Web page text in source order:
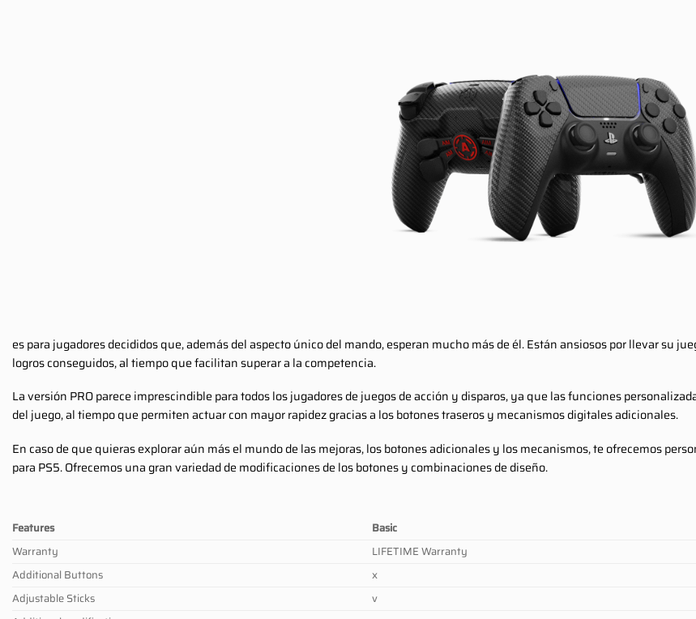
es para jugadores decididos que, además del aspecto único del mando, esperan mucho más de él. Están ansiosos por llevar su
logros conseguidos, al tiempo que facilitan superar a la competencia.
La versión PRO parece imprescindible para todos los jugadores de juegos de acción y disparos, ya que las funciones
del juego, al tiempo que permiten actuar con mayor rapidez gracias a los botones traseros y mecanismos digitales adicionales.
En caso de que quieras explorar aún más el mundo de las mejoras, los botones adicionales y los mecanismos, te ofrecemos
para PS5. Ofrecemos una gran variedad de modificaciones de los botones y combinaciones de diseño.
Features Basic
Warranty
LIFETIME Warranty
Additional Buttons
x
Adjustable Sticks
v